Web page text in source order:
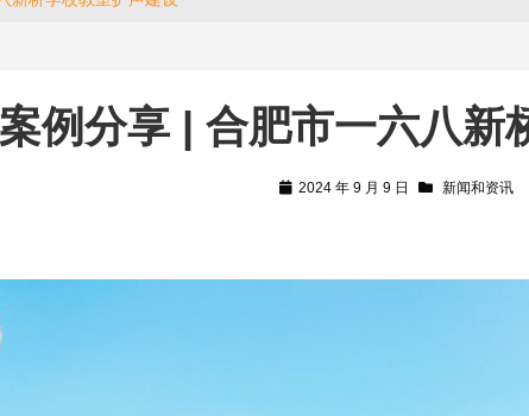
案例分享 | 合肥市一六八新
2024 年 9 月 9 日 新闻和资讯